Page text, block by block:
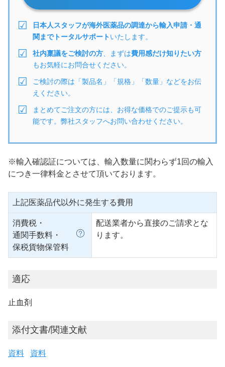
日本人スタッフが海外医薬品の調達から輸入申請・通
関までトータルサポートいたします。
社内稟議をご検討の方 、まずは費用感だけ知りたい方
もお気軽にお問合せください。
ご検討の際は「製品名」「規格」「数量」などをお伝
えください。
まとめてご注文の方には、お得な価格でのご提示も可
能です。弊社スタッフへお問い合わせください。
※輸入確認証については、輸入数量に関わらず1回の輸入
につき一律料金とさせて頂いております。
上記医薬品代以外に発生する費用
消費税・
通関手数料・
保税貨物保管料
配送業者から直接のご請求とな
ります。
適応
止血剤
添付文書/関連文献
資料 資料